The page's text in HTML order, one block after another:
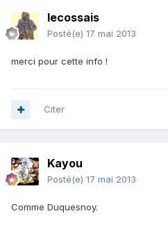
lecossais
Posté(e) 17 mai 2013
merci pour cette info !
Citer
Kayou
Posté(e) 17 mai 2013
Comme Duquesnoy.